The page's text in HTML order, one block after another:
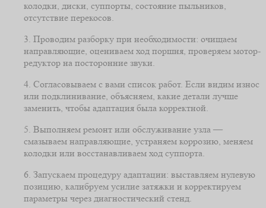
колодки, диски, суппорты, состояние пыльников,
отсутствие перекосов.
3. Проводим разборку при необходимости: очищаем
направляющие, оцениваем ход поршня, проверяем мотор-
редуктор на посторонние звуки.
4. Согласовываем с вами список работ. Если видим износ
или подклинивание, объясняем, какие детали лучше
заменить, чтобы адаптация была корректной.
5. Выполняем ремонт или обслуживание узла —
смазываем направляющие, устраняем коррозию, меняем
колодки или восстанавливаем ход суппорта.
6. Запускаем процедуру адаптации: выставляем нулевую
позицию, калибруем усилие затяжки и корректируем
параметры через диагностический стенд.